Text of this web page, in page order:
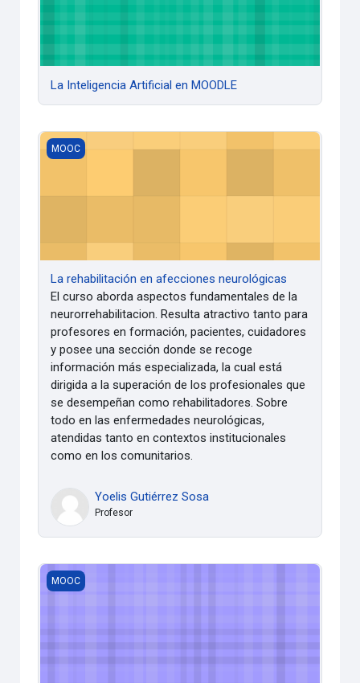
La Inteligencia Artificial en MOODLE
La rehabilitación en afecciones neurológicas
MOOC
La rehabilitación en afecciones neurológicas
El curso aborda aspectos fundamentales de la
neurorrehabilitacion. Resulta atractivo tanto para
profesores en formación, pacientes, cuidadores
y posee una sección donde se recoge
información más especializada, la cual está
dirigida a la superación de los profesionales que
se desempeñan como rehabilitadores. Sobre
todo en las enfermedades neurológicas,
atendidas tanto en contextos institucionales
como en los comunitarios.
Yoelis Gutiérrez Sosa
Profesor
Curso ZABBIX
MOOC